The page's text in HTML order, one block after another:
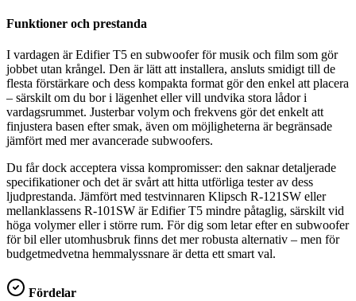
Funktioner och prestanda
I vardagen är Edifier T5 en subwoofer för musik och film som gör
jobbet utan krångel. Den är lätt att installera, ansluts smidigt till de
flesta förstärkare och dess kompakta format gör den enkel att placera
– särskilt om du bor i lägenhet eller vill undvika stora lådor i
vardagsrummet. Justerbar volym och frekvens gör det enkelt att
finjustera basen efter smak, även om möjligheterna är begränsade
jämfört med mer avancerade subwoofers.
Du får dock acceptera vissa kompromisser: den saknar detaljerade
specifikationer och det är svårt att hitta utförliga tester av dess
ljudprestanda. Jämfört med testvinnaren Klipsch R-121SW eller
mellanklassens R-101SW är Edifier T5 mindre påtaglig, särskilt vid
höga volymer eller i större rum. För dig som letar efter en subwoofer
för bil eller utomhusbruk finns det mer robusta alternativ – men för
budgetmedvetna hemmalyssnare är detta ett smart val.
Fördelar